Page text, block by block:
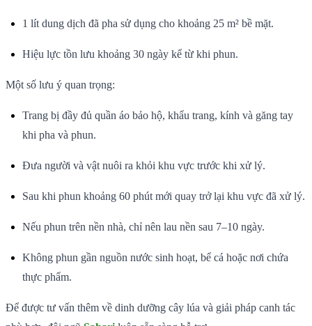
1 lít dung dịch đã pha sử dụng cho khoảng 25 m² bề mặt.
Hiệu lực tồn lưu khoảng 30 ngày kể từ khi phun.
Một số lưu ý quan trọng:
Trang bị đầy đủ quần áo bảo hộ, khẩu trang, kính và găng tay
khi pha và phun.
Đưa người và vật nuôi ra khỏi khu vực trước khi xử lý.
Sau khi phun khoảng 60 phút mới quay trở lại khu vực đã xử lý.
Nếu phun trên nền nhà, chỉ nên lau nền sau 7–10 ngày.
Không phun gần nguồn nước sinh hoạt, bể cá hoặc nơi chứa
thực phẩm.
Để được tư vấn thêm về dinh dưỡng cây lúa và giải pháp canh tác